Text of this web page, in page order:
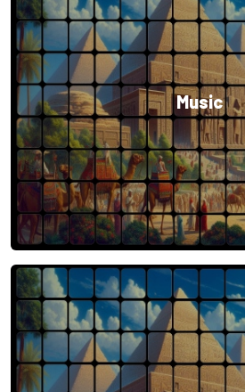
Music